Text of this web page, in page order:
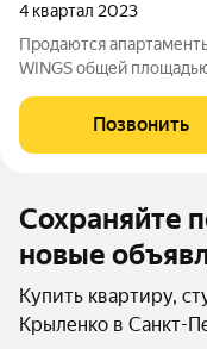
4 квартал 2023
Продаются
WINGS общей
лет. Комплекс
улица Крыленко,
Позвонить
Сохраняйте
новые
Купить квартиру,
Крыленко в Санкт-